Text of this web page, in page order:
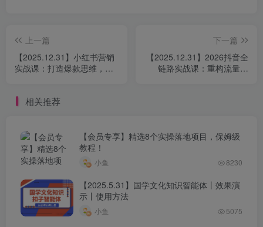
上一篇
【2025.12.31】小红书营销
实战课：打造爆款思维，助
下一篇
【2025.12.31】2026抖音全
链路实战课：重构流量体
相关推荐
【会员专享】精选8个实操落地项目，保姆级
教程！
小鱼 8230
【2025.5.31】国学文化知识智能体丨效果演
示丨使用方法
小鱼 5075